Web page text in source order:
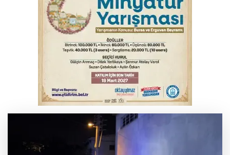
TOFAŞ Basketbol'da sağlık kontrolleri
başladı
Bursa’da bugün hava nasıl olacak?
Osmangazi’de iş arayanlara destek